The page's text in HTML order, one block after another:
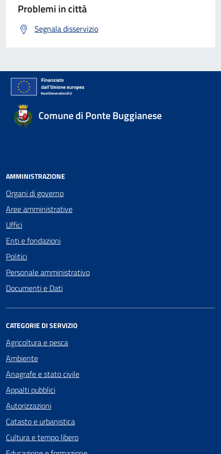
Problemi in città
Segnala disservizio
Comune di Ponte Buggianese
AMMINISTRAZIONE
Organi di governo
Aree amministrative
Uffici
Enti e fondazioni
Politici
Personale amministrativo
Documenti e Dati
CATEGORIE DI SERVIZIO
Agricoltura e pesca
Ambiente
Anagrafe e stato civile
Appalti pubblici
Autorizzazioni
Catasto e urbanistica
Cultura e tempo libero